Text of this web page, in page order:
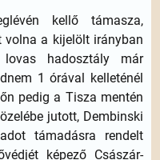
kellő támasza,
volna a kijelölt irányban
hadosztály már
1 órával kelleténél
pedig a Tisza mentén
jutott, Dembinski
támadásra rendelt
képező Császár-